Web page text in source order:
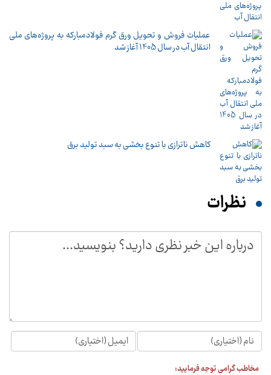
عملیات فروش و تحویل ورق گرم فولادمبارکه به پروژه‌های ملی
انتقال آب در سال 1405 آغاز شد
کاهش ناترازی با تنوع بخشی به سبد تولید برق
نظرات
مخاطب گرامی توجه فرمایید: